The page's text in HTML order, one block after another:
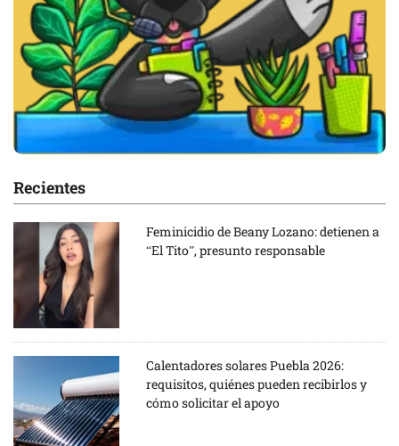
Recientes
Feminicidio de Beany Lozano: detienen a
“El Tito”, presunto responsable
Calentadores solares Puebla 2026:
requisitos, quiénes pueden recibirlos y
cómo solicitar el apoyo